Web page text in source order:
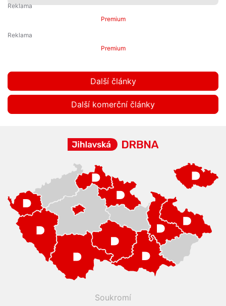
Premium
Premium
Další články
Další komerční články
Soukromí